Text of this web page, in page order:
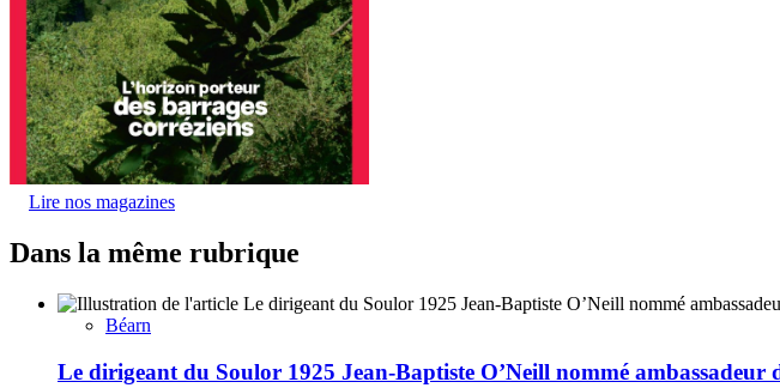
Lire nos magazines
Dans la même rubrique
Béarn
Le dirigeant du Soulor 1925 Jean-Baptiste O’Neill nommé